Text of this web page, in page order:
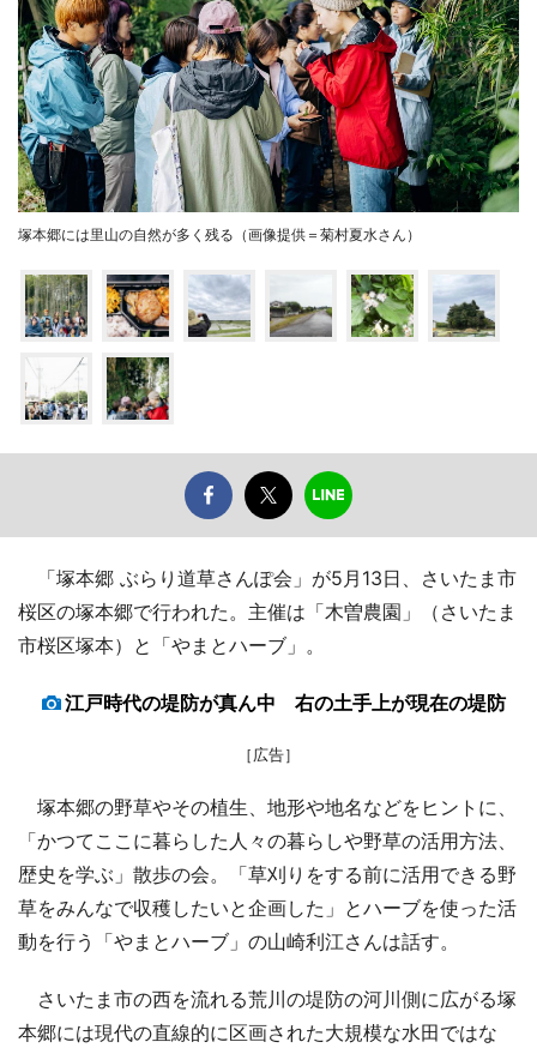
塚本郷には里山の自然が多く残る（画像提供＝菊村夏水さん）
「塚本郷 ぶらり道草さんぽ会」が5月13日、さいたま市
桜区の塚本郷で行われた。主催は「木曽農園」（さいたま
市桜区塚本）と「やまとハーブ」。
江戸時代の堤防が真ん中 右の土手上が現在の堤防
［広告］
塚本郷の野草やその植生、地形や地名などをヒントに、
「かつてここに暮らした人々の暮らしや野草の活用方法、
歴史を学ぶ」散歩の会。「草刈りをする前に活用できる野
草をみんなで収穫したいと企画した」とハーブを使った活
動を行う「やまとハーブ」の山崎利江さんは話す。
さいたま市の西を流れる荒川の堤防の河川側に広がる塚
本郷には現代の直線的に区画された大規模な水田ではな